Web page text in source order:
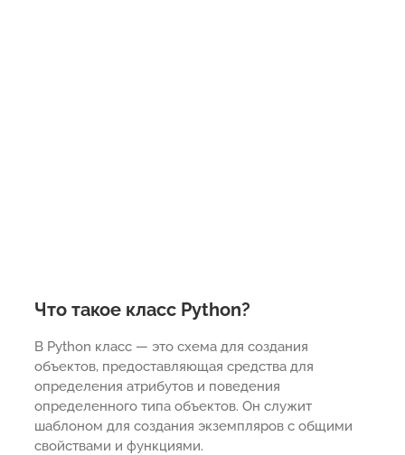
Что такое класс Python?
В Python класс — это схема для создания
объектов, предоставляющая средства для
определения атрибутов и поведения
определенного типа объектов. Он служит
шаблоном для создания экземпляров с общими
свойствами и функциями.